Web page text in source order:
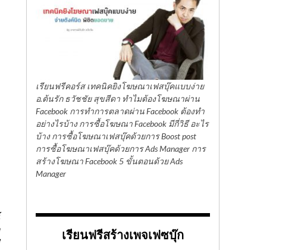
เรียนฟรีคอร์ส เทคนิคยิงโฆษณาเฟสบุ๊คแบบง่าย
อ.ต้นรัก ธวัชชัย สุขสีดา ทำไมต้องโฆษณาผ่าน
Facebook การทำการตลาดผ่าน Facebook ต้องทำ
อย่างไรบ้าง การซื้อโฆษณา Facebook มีกี่วิธี อะไร
บ้าง การซื้อโฆษณาเฟสบุ๊คด้วยการ Boost post
การซื้อโฆษณาเฟสบุ๊คด้วยการ Ads Manager การ
สร้างโฆษณา Facebook 5 ขั้นตอนด้วย Ads
Manager
เรียนฟรีสร้างเพจเฟซบุ๊ก